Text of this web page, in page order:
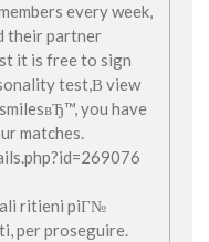
every week,
their partner
it is free to sign
test,В view
you have
matches.
ritieni piГ№
per proseguire.